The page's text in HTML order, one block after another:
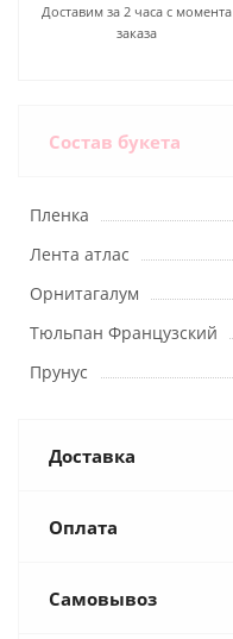
Доставим за 2 часа с момента
заказа
Состав букета
Пленка
Лента атлас
Орнитагалум
Тюльпан Французский
Прунус
Доставка
Оплата
Самовывоз